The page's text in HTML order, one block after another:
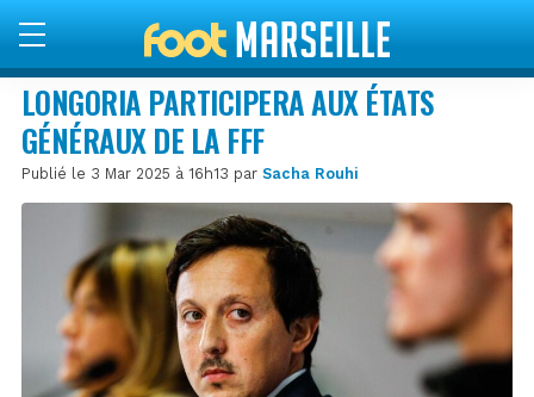
LONGORIA PARTICIPERA AUX ÉTATS
GÉNÉRAUX DE LA FFF
Publié le 3 Mar 2025 à 16h13 par Sacha Rouhi